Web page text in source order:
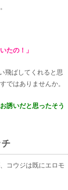
たの！」
飛ばしてくれると思
ではありませんか。
誘いだと思ったそう
コウジは既にエロモ